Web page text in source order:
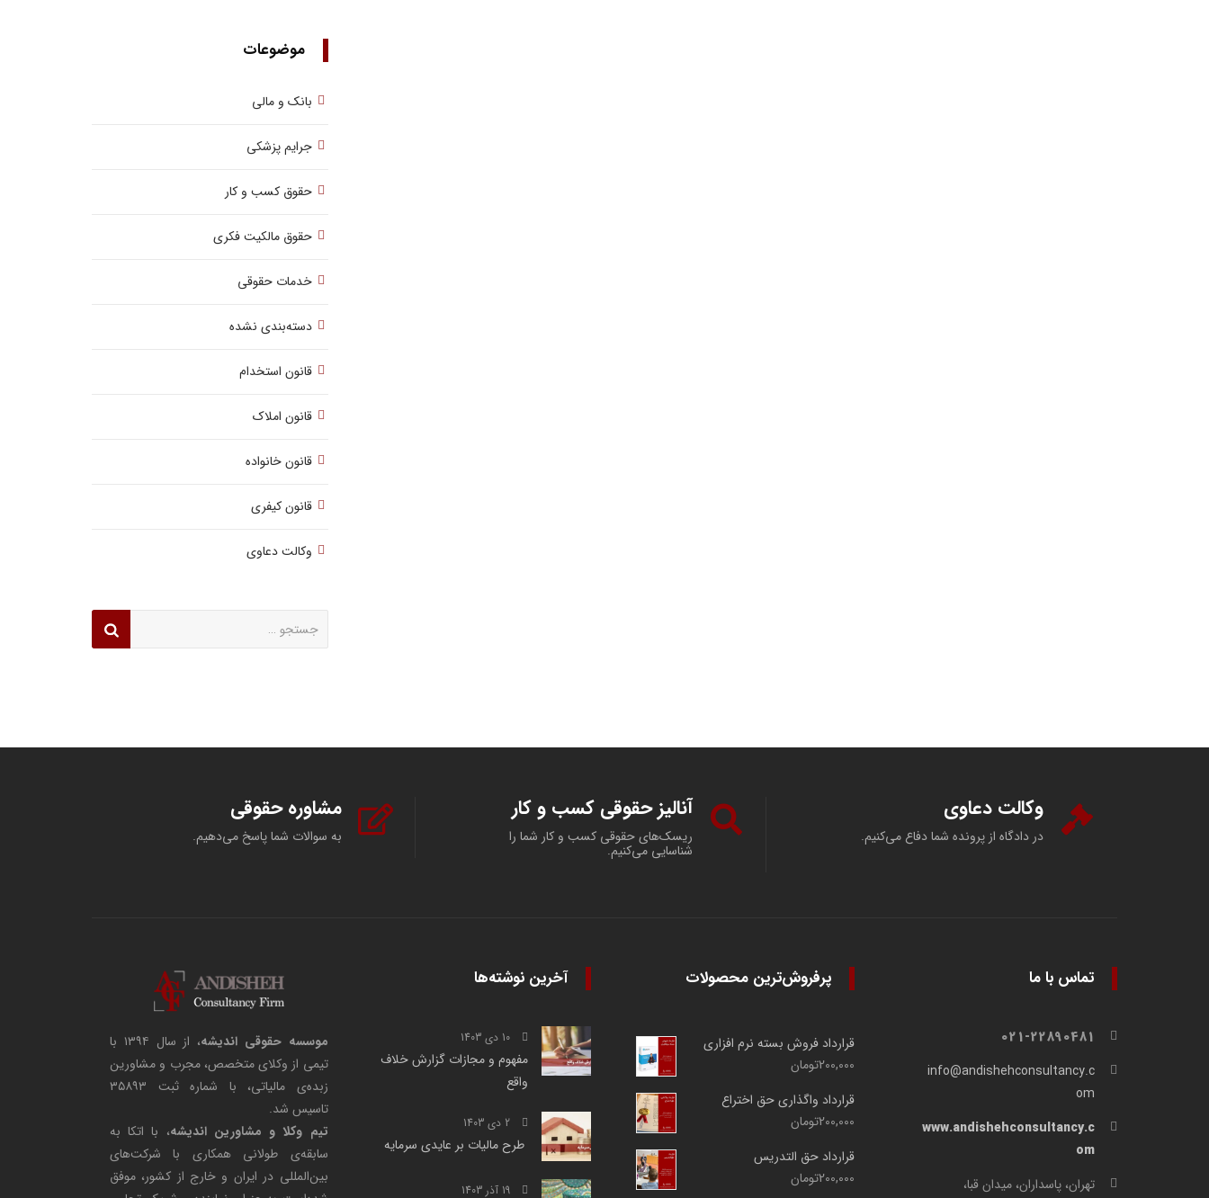
موضوعات
بانک و مالی
جرایم پزشکی
حقوق کسب‌ و کار
حقوق مالکیت فکری
خدمات حقوقی
دسته‌بندی نشده
قانون استخدام
قانون املاک
قانون خانواده
قانون کیفری
وکالت دعاوی
برای:
مشاوره حقوقی
به سوالات شما پاسخ می‌دهیم.
آنالیز حقوقی کسب و کار
ریسک‌های حقوقی کسب و کار شما را
شناسایی می‌کنیم.
وکالت دعاوی
در دادگاه از پرونده شما دفاع می‌کنیم.
موسسه حقوقی اندیشه
، از سال ۱۳۹۴ با
تیمی از وکلای متخصص، مجرب و مشاورین
زبده‌ی مالیاتی، با شماره ثبت ۳۵۸۹۳
تاسیس شد.
تیم وکلا و مشاورین اندیشه، با اتکا به
سابقه‌ی طولانی همکاری با شرکت‌های
بین‌المللی در ایران و خارج از کشور، موفق
آخرین نوشته‌ها
10 دی 1403
مفهوم و مجازات گزارش خلاف
واقع
2 دی 1403
طرح مالیات بر عایدی سرمایه
19 آذر 1403
پرفروش‌ترین محصولات
قرارداد فروش بسته نرم افزاری
200,000تومان
قرارداد واگذاری حق اختراع
200,000تومان
قرارداد حق التدریس
200,000تومان
تماس با ما
021-22890481
info@andishehconsultancy.c
om
www.andishehconsultancy.c
om
تهران، پاسداران، میدان قبا،